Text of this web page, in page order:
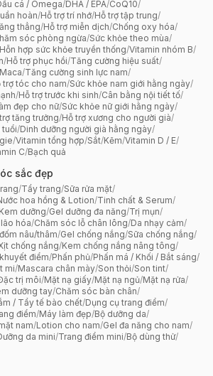
cá / Omega/DHA / EPA/CoQ10/
hoàn/Hỗ trợ trí nhớ/Hỗ trợ tập trung/
thẳng/Hỗ trợ miễn dịch/Chống oxy hóa/
sóc phòng ngừa/Sức khỏe theo mùa/
Hỗn hợp sức khỏe truyền thống/Vitamin nhóm B/
/Hỗ trợ phục hồi/Tăng cường hiệu suất/
/Tăng cường sinh lực nam/
trợ tóc cho nam/Sức khỏe nam giới hằng ngày/
/Hỗ trợ trước khi sinh/Cân bằng nội tiết tố/
đẹp cho nữ/Sức khỏe nữ giới hằng ngày/
tăng trưởng/Hỗ trợ xương cho người già/
tuổi/Dinh dưỡng người già hằng ngày/
/Vitamin tổng hợp/Sắt/Kẽm/Vitamin D / E/
C/Bạch quả
sắc đẹp
/Tẩy trang/Sữa rửa mặt/
hoa hồng & Lotion/Tinh chất & Serum/
Kem dưỡng/Gel dưỡng đa năng/Trị mụn/
hóa/Chăm sóc lỗ chân lông/Da nhạy cảm/
nâu/thâm/Gel chống nắng/Sữa chống nắng/
chống nắng/Kem chống nắng nâng tông/
điểm/Phấn phủ/Phấn má / Khối / Bắt sáng/
mi/Mascara chân mày/Son thỏi/Son tint/
trị môi/Mặt nạ giấy/Mặt nạ ngủ/Mặt nạ rửa/
dưỡng tay/Chăm sóc bàn chân/
/ Tẩy tế bào chết/Dụng cụ trang điểm/
điểm/Máy làm đẹp/Bộ dưỡng da/
nam/Lotion cho nam/Gel đa năng cho nam/
da mini/Trang điểm mini/Bộ dùng thử/